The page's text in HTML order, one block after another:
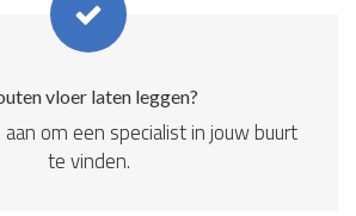
vloer laten leggen?
om een specialist in jouw buurt
te vinden.